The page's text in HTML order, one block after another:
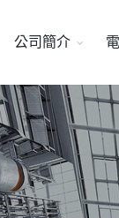
公司簡介